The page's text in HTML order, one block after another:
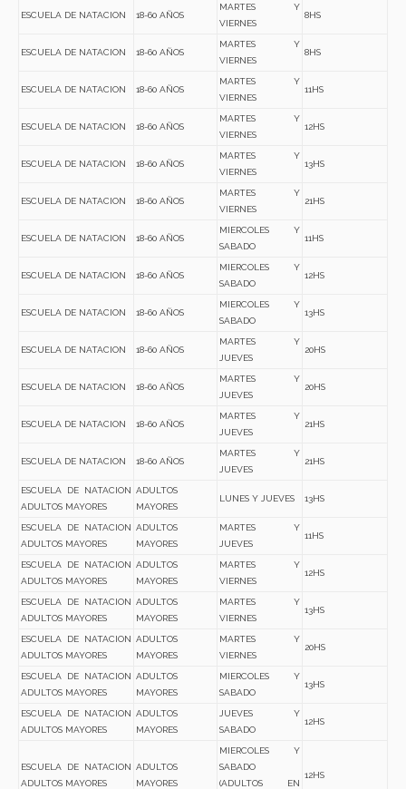
ESCUELA DE NATACION 18-60 AÑOS
MARTES Y
VIERNES
8HS
ESCUELA DE NATACION 18-60 AÑOS
MARTES Y
VIERNES
8HS
ESCUELA DE NATACION 18-60 AÑOS
MARTES Y
VIERNES
11HS
ESCUELA DE NATACION 18-60 AÑOS
MARTES Y
VIERNES
12HS
ESCUELA DE NATACION 18-60 AÑOS
MARTES Y
VIERNES
13HS
ESCUELA DE NATACION 18-60 AÑOS
MARTES Y
VIERNES
21HS
ESCUELA DE NATACION 18-60 AÑOS
MIERCOLES Y
SABADO
11HS
ESCUELA DE NATACION 18-60 AÑOS
MIERCOLES Y
SABADO
12HS
ESCUELA DE NATACION 18-60 AÑOS
MIERCOLES Y
SABADO
13HS
ESCUELA DE NATACION 18-60 AÑOS
MARTES Y
JUEVES
20HS
ESCUELA DE NATACION 18-60 AÑOS
MARTES Y
JUEVES
20HS
ESCUELA DE NATACION 18-60 AÑOS
MARTES Y
JUEVES
21HS
ESCUELA DE NATACION 18-60 AÑOS
MARTES Y
JUEVES
21HS
ESCUELA DE NATACION
ADULTOS MAYORES
ADULTOS
MAYORES
LUNES Y JUEVES 13HS
ESCUELA DE NATACION
ADULTOS MAYORES
ADULTOS
MAYORES
MARTES Y
JUEVES
11HS
ESCUELA DE NATACION
ADULTOS MAYORES
ADULTOS
MAYORES
MARTES Y
VIERNES
12HS
ESCUELA DE NATACION
ADULTOS MAYORES
ADULTOS
MAYORES
MARTES Y
VIERNES
13HS
ESCUELA DE NATACION
ADULTOS MAYORES
ADULTOS
MAYORES
MARTES Y
VIERNES
20HS
ESCUELA DE NATACION
ADULTOS MAYORES
ADULTOS
MAYORES
MIERCOLES Y
SABADO
13HS
ESCUELA DE NATACION
ADULTOS MAYORES
ADULTOS
MAYORES
JUEVES Y
SABADO
12HS
ESCUELA DE NATACION
ADULTOS MAYORES
ADULTOS
MAYORES
MIERCOLES Y
SABADO
(ADULTOS EN
12HS